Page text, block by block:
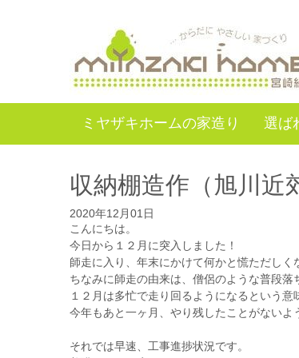
ミヤザキホームの家造り 選ば
収納棚造作（旭川近
2020年12月01日
こんにちは。
今日から１２月に突入しました！
師走に入り、年末にかけて何かと慌ただしく
ちなみに師走の由来は、僧侶のような普段落
１２月は多忙で走り回るようになるという意
今年もあと一ヶ月、やり残したことがない
それでは早速、工事進捗状況です。